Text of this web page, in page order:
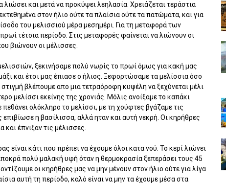
λιώσει και μετά να προκύψει λεηλασία. Χρειάζεται τεράστια
στον ήλιο ούτε τα πλαίσια ούτε τα πατώματα, και για
του μελισσιού μέρα μεσημέρι. Για τη μεταφορά των
τέτοια περίοδο. Στις μεταφορές φαίνεται να λιώνουν οι
βιώνουν οι μέλισσες.
ξεκινήσαμε πολύ νωρίς το πρωί όμως για κακή μας
και έτσι μας έπιασε ο ήλιος. Ξεφορτώσαμε τα μελίσσια όσο
βλέπουμε απο μια τετραόροφη κυψέλη να ξεχύνεται μέλι
μελίσσι εκείνης της χρονιάς. Μόλις ανοίξαμε το καπάκι
ολόκληρο το μελίσσι, με τη χούφτες βγάζαμε τις
η βασίλισσα, αλλά ηταν και αυτή νεκρή. Οι κηρήθρες
έπνιξαν τις μέλισσες.
είναι κάτι που πρέπει να έχουμε όλοι κατα νού. Το κερί λιώνει
πολύ μαλακή υφή όταν η θερμοκρασία ξεπεράσει τους 45
οι κηρήθρες μας να μην μένουν στον ήλιο ούτε για λίγα
αυτή τη περίοδο, καλό είναι να μην τα έχουμε μέσα στα